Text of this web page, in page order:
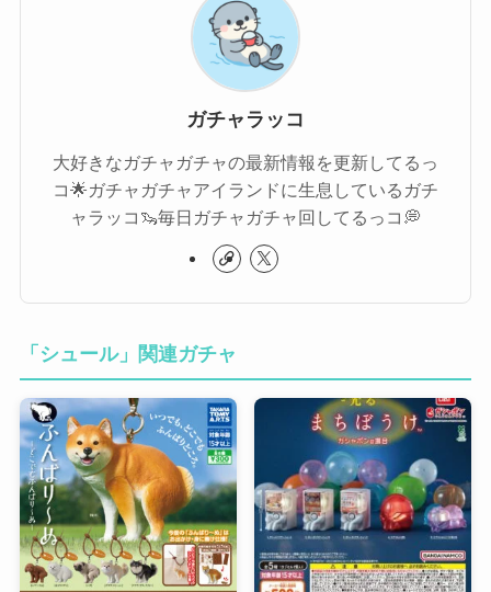
ガチャラッコ
大好きなガチャガチャの最新情報を更新してるっ
コ🌟ガチャガチャアイランドに生息しているガチ
ャラッコ🦦毎日ガチャガチャ回してるっコ💭
「シュール」関連ガチャ